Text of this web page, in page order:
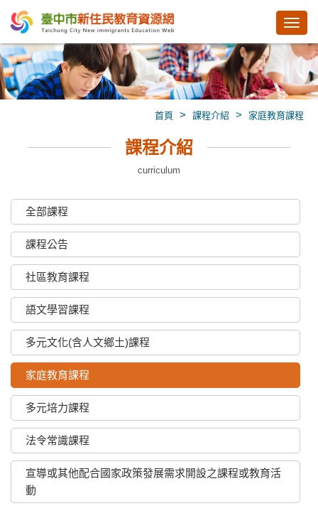
首頁 > 課程介紹 > 家庭教育課程
課程介紹
curriculum
全部課程
課程公告
社區教育課程
語文學習課程
多元文化(含人文鄉土)課程
家庭教育課程
多元培力課程
法令常識課程
宣導或其他配合國家政策發展需求開設之課程或教育活
動